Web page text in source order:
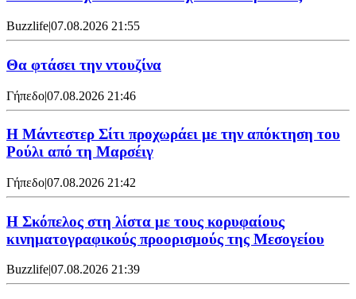
Buzzlife|07.08.2026 21:55
Θα φτάσει την ντουζίνα
Γήπεδο|07.08.2026 21:46
Η Μάντεστερ Σίτι προχωράει με την απόκτηση του
Ρούλι από τη Μαρσέιγ
Γήπεδο|07.08.2026 21:42
Η Σκόπελος στη λίστα με τους κορυφαίους
κινηματογραφικούς προορισμούς της Μεσογείου
Buzzlife|07.08.2026 21:39